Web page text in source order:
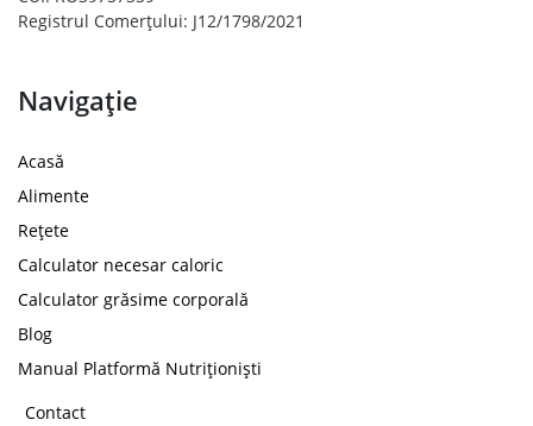
Registrul Comerțului: J12/1798/2021
Navigație
Acasă
Alimente
Rețete
Calculator necesar caloric
Calculator grăsime corporală
Blog
Manual Platformă Nutriționiști
Contact